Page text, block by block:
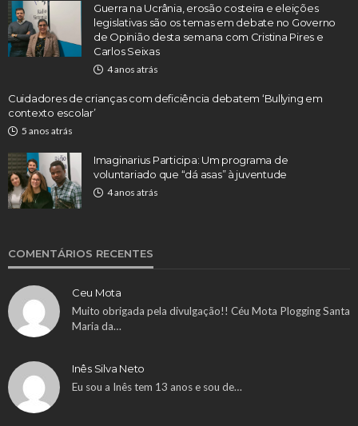
Guerra na Ucrânia, erosão costeira e eleições
legislativas são os temas em debate no Governo
de Opinião desta semana com Cristina Pires e
Carlos Seixas
4 anos atrás
Cuidadores de crianças com deficiência debatem ‘Bullying em
contexto escolar’
5 anos atrás
Imaginarius Participa: Um programa de
voluntariado que “dá asas” à juventude
4 anos atrás
COMENTÁRIOS RECENTES
Ceu Mota
Muito obrigada pela divulgação!! Céu Mota Plogging Santa
Maria da…
Inês Silva Neto
Eu sou a Inês tem 13 anos e sou de…